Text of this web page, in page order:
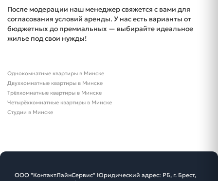
После модерации наш менеджер свяжется с вами для
согласования условий аренды. У нас есть варианты от
бюджетных до премиальных — выбирайте идеальное
жилье под свои нужды!
Однокомнатные квартиры в Минске
Двухкомнатные квартиры в Минске
Трёхкомнатные квартиры в Минске
Четырёхкомнатные квартиры в Минске
Студии в Минске
ООО "КонтактЛайнСервис" Юридический адрес: РБ, г. Брест,